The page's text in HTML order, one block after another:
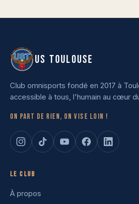
US TOULOUSE
Club omnisports fondé en 2017 à
accessible à tous, l'humain au cœur
On part de rien, on vise loin !
Le club
À propos